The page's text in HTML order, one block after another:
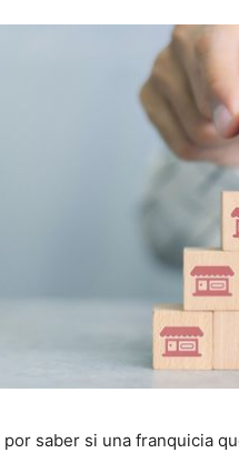
saber si una franquicia